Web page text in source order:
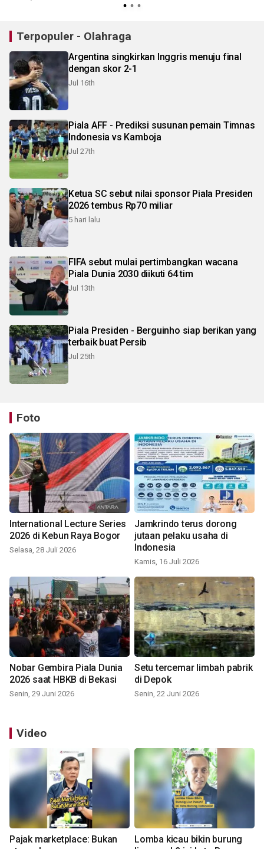
Terpopuler - Olahraga
Argentina singkirkan Inggris menuju final
dengan skor 2-1
Jul 16th
Piala AFF - Prediksi susunan pemain Timnas
Indonesia vs Kamboja
Jul 27th
Ketua SC sebut nilai sponsor Piala Presiden
2026 tembus Rp70 miliar
5 hari lalu
FIFA sebut mulai pertimbangkan wacana
Piala Dunia 2030 diikuti 64 tim
Jul 13th
Piala Presiden - Berguinho siap berikan yang
terbaik buat Persib
Jul 25th
Foto
International Lecture Series
2026 di Kebun Raya Bogor
Selasa, 28 Juli 2026
Jamkrindo terus dorong
jutaan pelaku usaha di
Indonesia
Kamis, 16 Juli 2026
Nobar Gembira Piala Dunia
2026 saat HBKB di Bekasi
Senin, 29 Juni 2026
Setu tercemar limbah pabrik
di Depok
Senin, 22 Juni 2026
Video
Pajak marketplace: Bukan
Lomba kicau bikin burung